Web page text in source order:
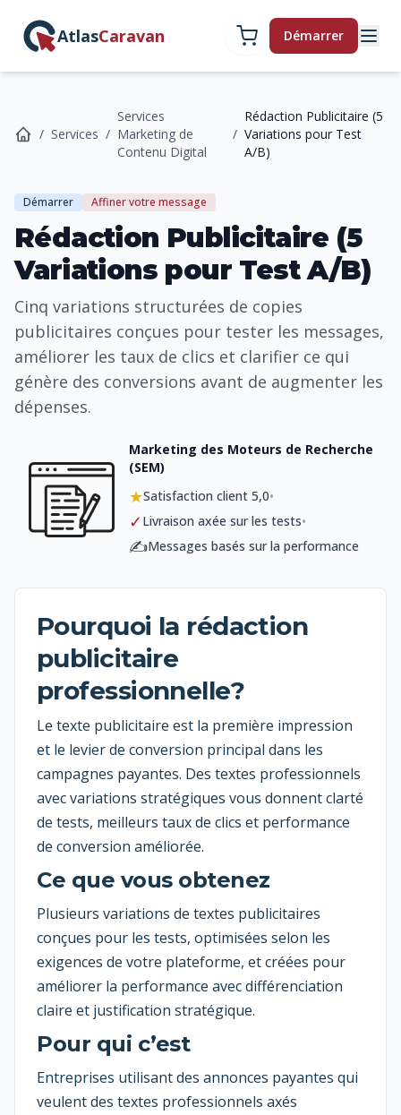
AtlasCaravan Démarrer
/ Services /
Services
Marketing de
Contenu Digital
/
Rédaction Publicitaire (5
Variations pour Test
A/B)
Démarrer Affiner votre message
Rédaction Publicitaire (5
Variations pour Test A/B)
Cinq variations structurées de copies
publicitaires conçues pour tester les messages,
améliorer les taux de clics et clarifier ce qui
génère des conversions avant de augmenter les
dépenses.
Marketing des Moteurs de Recherche
(SEM)
★Satisfaction client 5,0•
✓ Livraison axée sur les tests•
✍️Messages basés sur la performance
Pourquoi la rédaction
publicitaire
professionnelle?
Le texte publicitaire est la première impression
et le levier de conversion principal dans les
campagnes payantes. Des textes professionnels
avec variations stratégiques vous donnent clarté
de tests, meilleurs taux de clics et performance
de conversion améliorée.
Ce que vous obtenez
Plusieurs variations de textes publicitaires
conçues pour les tests, optimisées selon les
exigences de votre plateforme, et créées pour
améliorer la performance avec différenciation
claire et justification stratégique.
Pour qui c’est
Entreprises utilisant des annonces payantes qui
veulent des textes professionnels axés